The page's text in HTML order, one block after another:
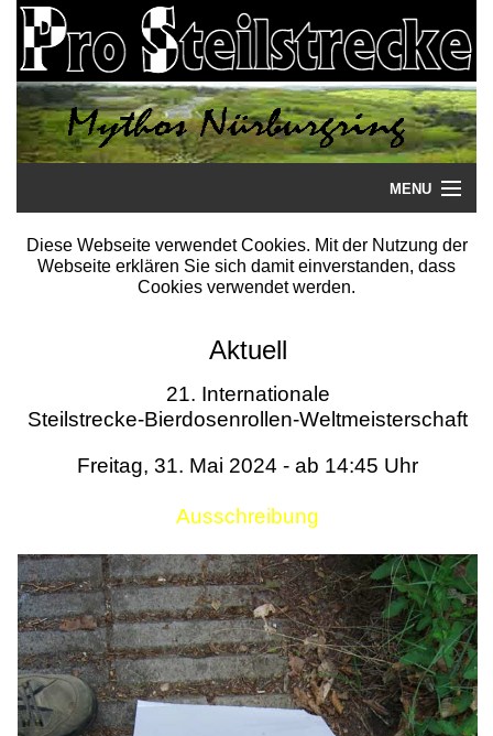
MENU
Startseite
Literatur
Termine
Diese Webseite verwendet Cookies. Mit der Nutzung der
Webseite erklären Sie sich damit einverstanden, dass
Cookies verwendet werden.
Aktuell
21. Internationale
Steilstrecke-Bierdosenrollen-Weltmeisterschaft
Freitag, 31. Mai 2024 - ab 14:45 Uhr
Ausschreibung